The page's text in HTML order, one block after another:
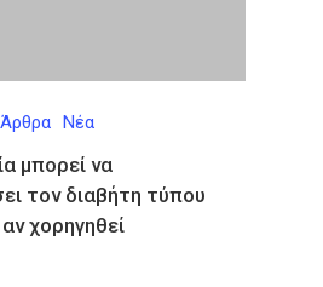
Νέα
μπορεί να
τον διαβήτη τύπου
χορηγηθεί